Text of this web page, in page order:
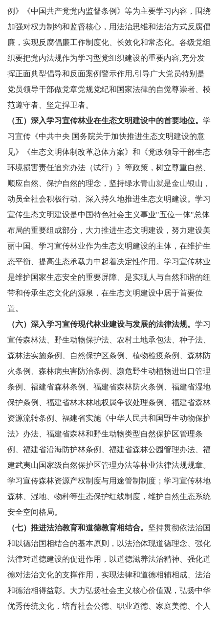
例》《中国共产党党内监督条例》等为主要学习内容，围绕
加强对权力制约和监督核心，用法治思维和法治方式反腐倡
廉，实现反腐倡廉工作制度化、长效化和常态化。各级党组
织要把党内法规作为学习型党组织建设的重要内容,充分发
挥正面典型倡导和反面案例警示作用,引导广大党员特别是
党员领导干部做党章党规党纪和国家法律的自觉尊崇者、模
范遵守者、坚定捍卫者。
（五）深入学习宣传林业在生态文明建设中的首要地位。 学
习宣传《中共中央 国务院关于加快推进生态文明建设的意
见》《生态文明体制改革总体方案》和《党政领导干部生态
环境损害责任追究办法（试行）》等政策，树立尊重自然、
顺应自然、保护自然的理念，坚持绿水青山就是金山银山，
动员全社会积极行动、深入持久地推进生态文明建设。学习
宣传生态文明建设是中国特色社会主义事业"五位一体"总体
布局的重要组成部分，大力推进生态文明建设，努力建设美
丽中国。学习宣传林业作为生态文明建设的主体，在维护生
态平衡、提高生态承载力中起着决定性作用。学习宣传林业
是维护国家生态安全的重要屏障、是实现人与自然和谐的纽
带和传承生态文化的源泉，在生态文明建设中居于首要位
置。
（六）深入学习宣传现代林业建设与发展的法律法规。 学习
宣传森林法、野生动物保护法、农村土地承包法、种子法、
森林法实施条例、自然保护区条例、植物检疫条例、森林防
火条例、森林病虫害防治条例、濒危野生动植物进出口管理
条例、福建省森林条例、福建省森林防火条例、福建省湿地
保护条例、福建省林木林地权属争议处理条例、福建省森林
资源流转条例、福建省实施《中华人民共和国野生动物保护
法》办法、福建省森林和野生动物类型自然保护区管理条
例、福建省沿海防护林条例、福建省森林公园管理办法、福
建武夷山国家级自然保护区管理办法等林业法律法规规章。
学习宣传森林资源产权制度与用途管制制度；学习宣传林地
森林、湿地、物种等生态保护红线制度，维护自然生态系统
安全空间格局。
（七）推进法治教育和道德教育相结合。 坚持贯彻依法治国
和以德治国相结合的基本原则，以法治体现道德理念、强化
法律对道德建设的促进作用，以道德滋养法治精神、强化道
德对法治文化的支撑作用，实现法律和道德相辅相成、法治
和德治相得益彰。大力弘扬社会主义核心价值观，弘扬中华
优秀传统文化，培育社会公德、职业道德、家庭美德、个人